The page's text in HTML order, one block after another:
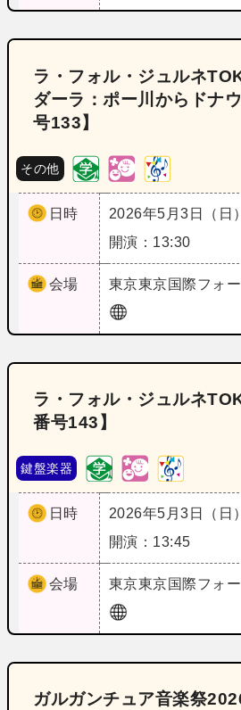
ラ・フォル・ジュルネ
ダーラ：ポー川からドナ
号133】
その他
日時
2026年5月3日（日）
開演：13:30
会場 東京東京国際フォ
ラ・フォル・ジュルネ
番号143】
鍵盤楽器
日時
2026年5月3日（日）
開演：13:45
会場 東京東京国際フォ
ガルガンチュア音楽祭